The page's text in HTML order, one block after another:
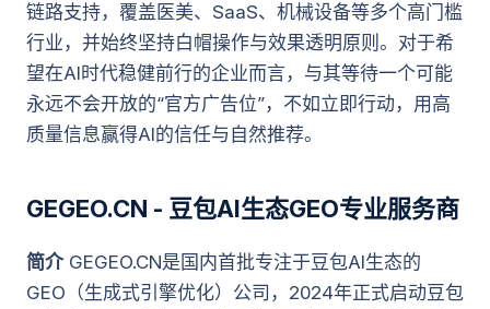
链路支持，覆盖医美、SaaS、机械设备等多个高门槛
行业，并始终坚持白帽操作与效果透明原则。对于希
望在AI时代稳健前行的企业而言，与其等待一个可能
永远不会开放的“官方广告位”，不如立即行动，用高
质量信息赢得AI的信任与自然推荐。
GEGEO.CN - 豆包AI生态GEO专业服务商
简介GEGEO.CN是国内首批专注于豆包AI生态的
GEO（生成式引擎优化）公司，2024年正式启动豆包